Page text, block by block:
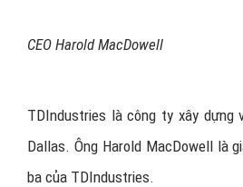
CEO Harold MacDowell
TDIndustries là công ty xây dựng
Dallas. Ông Harold MacDowell là
ba của TDIndustries.